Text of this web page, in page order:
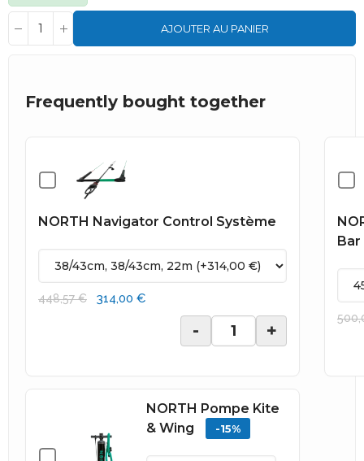
AJOUTER AU PANIER
Frequently bought together
NORTH Navigator Control Système
448,57 € 314,00 €
- +
NORTH Pompe Kite
& Wing
-15%